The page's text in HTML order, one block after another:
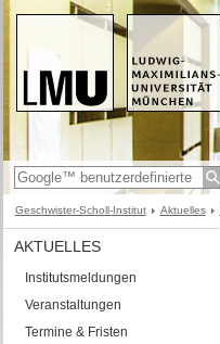
Geschwister-Scholl-Institut Aktuelles
AKTUELLES
Institutsmeldungen
Veranstaltungen
Termine & Fristen